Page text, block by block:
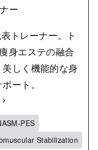
ー
トレーナー。ト
身エステの融合
しく機能的な身
ート。
PES
Stabilization